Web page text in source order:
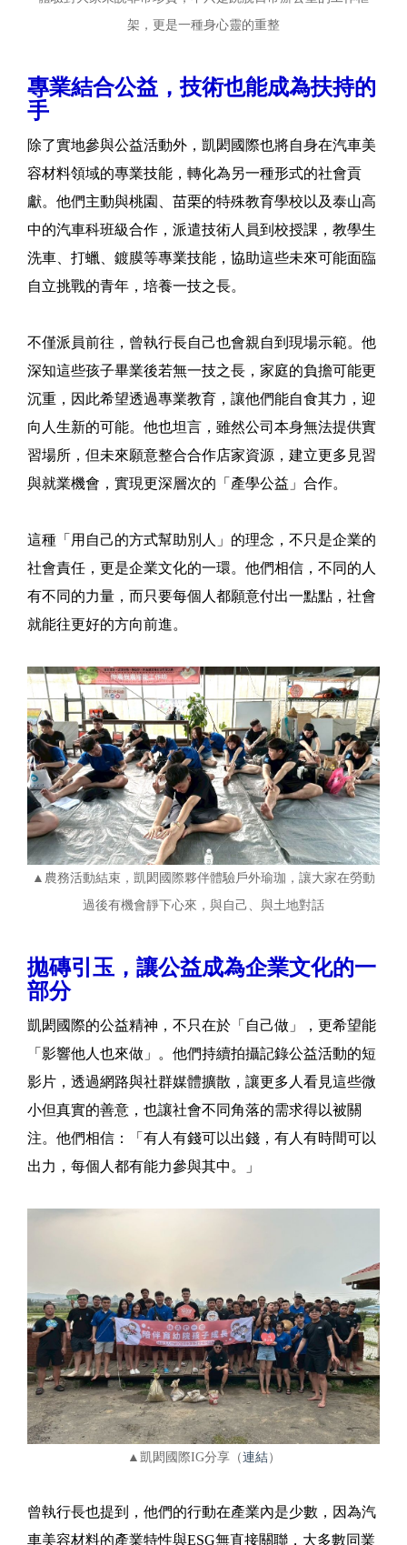
架，更是一種身心靈的重整
專業結合公益，技術也能成為扶持的
手
除了實地參與公益活動外，凱閎國際也將自身在汽車美
容材料領域的專業技能，轉化為另一種形式的社會貢
獻。他們主動與桃園、苗栗的特殊教育學校以及泰山高
中的汽車科班級合作，派遣技術人員到校授課，教學生
洗車、打蠟、鍍膜等專業技能，協助這些未來可能面臨
自立挑戰的青年，培養一技之長。
不僅派員前往，曾執行長自己也會親自到現場示範。他
深知這些孩子畢業後若無一技之長，家庭的負擔可能更
沉重，因此希望透過專業教育，讓他們能自食其力，迎
向人生新的可能。他也坦言，雖然公司本身無法提供實
習場所，但未來願意整合合作店家資源，建立更多見習
與就業機會，實現更深層次的「產學公益」合作。
這種「用自己的方式幫助別人」的理念，不只是企業的
社會責任，更是企業文化的一環。他們相信，不同的人
有不同的力量，而只要每個人都願意付出一點點，社會
就能往更好的方向前進。
▲農務活動結束，凱閎國際夥伴體驗戶外瑜珈，讓大家在勞動
過後有機會靜下心來，與自己、與土地對話
拋磚引玉，讓公益成為企業文化的一
部分
凱閎國際的公益精神，不只在於「自己做」，更希望能
「影響他人也來做」。他們持續拍攝記錄公益活動的短
影片，透過網路與社群媒體擴散，讓更多人看見這些微
小但真實的善意，也讓社會不同角落的需求得以被關
注。他們相信：「有人有錢可以出錢，有人有時間可以
出力，每個人都有能力參與其中。」
▲凱閎國際IG分享（連結）
曾執行長也提到，他們的行動在產業內是少數，因為汽
車美容材料的產業特性與ESG無直接關聯，大多數同業